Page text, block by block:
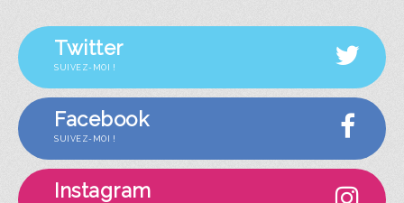
Twitter
SUIVEZ-MOI !
Facebook
SUIVEZ-MOI !
Instagram